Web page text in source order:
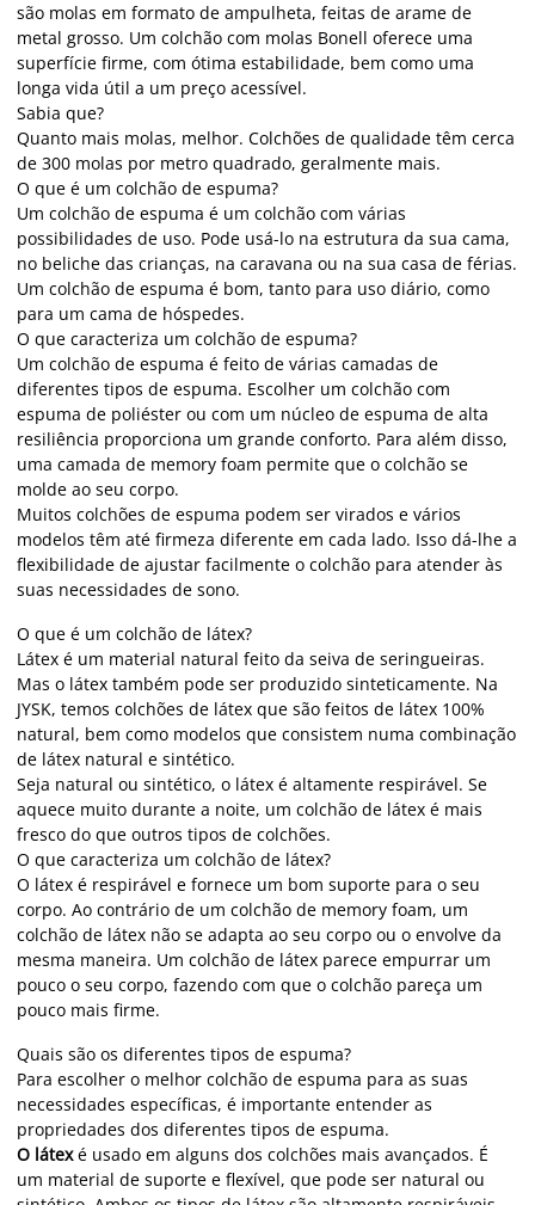
são molas em formato de ampulheta, feitas de arame de
metal grosso. Um colchão com molas Bonell oferece uma
superfície firme, com ótima estabilidade, bem como uma
longa vida útil a um preço acessível.
Sabia que?
Quanto mais molas, melhor. Colchões de qualidade têm cerca
de 300 molas por metro quadrado, geralmente mais.
O que é um colchão de espuma?
Um colchão de espuma é um colchão com várias
possibilidades de uso. Pode usá-lo na estrutura da sua cama,
no beliche das crianças, na caravana ou na sua casa de férias.
Um colchão de espuma é bom, tanto para uso diário, como
para um cama de hóspedes.
O que caracteriza um colchão de espuma?
Um colchão de espuma é feito de várias camadas de
diferentes tipos de espuma. Escolher um colchão com
espuma de poliéster ou com um núcleo de espuma de alta
resiliência proporciona um grande conforto. Para além disso,
uma camada de memory foam permite que o colchão se
molde ao seu corpo.
Muitos colchões de espuma podem ser virados e vários
modelos têm até firmeza diferente em cada lado. Isso dá-lhe a
flexibilidade de ajustar facilmente o colchão para atender às
suas necessidades de sono.
O que é um colchão de látex?
Látex é um material natural feito da seiva de seringueiras.
Mas o látex também pode ser produzido sinteticamente. Na
JYSK, temos colchões de látex que são feitos de látex 100%
natural, bem como modelos que consistem numa combinação
de látex natural e sintético.
Seja natural ou sintético, o látex é altamente respirável. Se
aquece muito durante a noite, um colchão de látex é mais
fresco do que outros tipos de colchões.
O que caracteriza um colchão de látex?
O látex é respirável e fornece um bom suporte para o seu
corpo. Ao contrário de um colchão de memory foam, um
colchão de látex não se adapta ao seu corpo ou o envolve da
mesma maneira. Um colchão de látex parece empurrar um
pouco o seu corpo, fazendo com que o colchão pareça um
pouco mais firme.
Quais são os diferentes tipos de espuma?
Para escolher o melhor colchão de espuma para as suas
necessidades específicas, é importante entender as
propriedades dos diferentes tipos de espuma.
O látexé usado em alguns dos colchões mais avançados. É
um material de suporte e flexível, que pode ser natural ou